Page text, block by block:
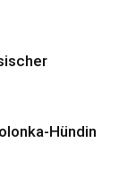
Hündin